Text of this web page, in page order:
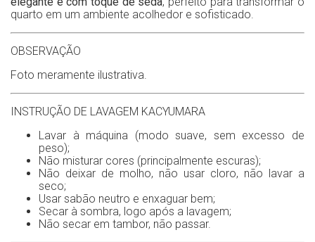
quarto em um ambiente acolhedor e sofisticado.
OBSERVAÇÃO
Foto meramente ilustrativa.
INSTRUÇÃO DE LAVAGEM KACYUMARA
Lavar à máquina (modo suave, sem excesso de
peso);
Não misturar cores (principalmente escuras);
Não deixar de molho, não usar cloro, não lavar a
seco;
Usar sabão neutro e enxaguar bem;
Secar à sombra, logo após a lavagem;
Não secar em tambor, não passar.